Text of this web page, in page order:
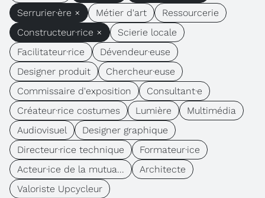
Serrurier·ère ×
Métier d'art
Ressourcerie
Constructeur·rice ×
Scierie locale
Facilitateur·rice
Dévendeur·euse
Designer produit
Chercheur·euse
Commissaire d'exposition
Consultant·e
Créateur·rice costumes
Lumière
Multimédia
Audiovisuel
Designer graphique
Directeur·rice technique
Formateur·ice
Acteur·ice de la mutua...
Architecte
Valoriste Upcycleur